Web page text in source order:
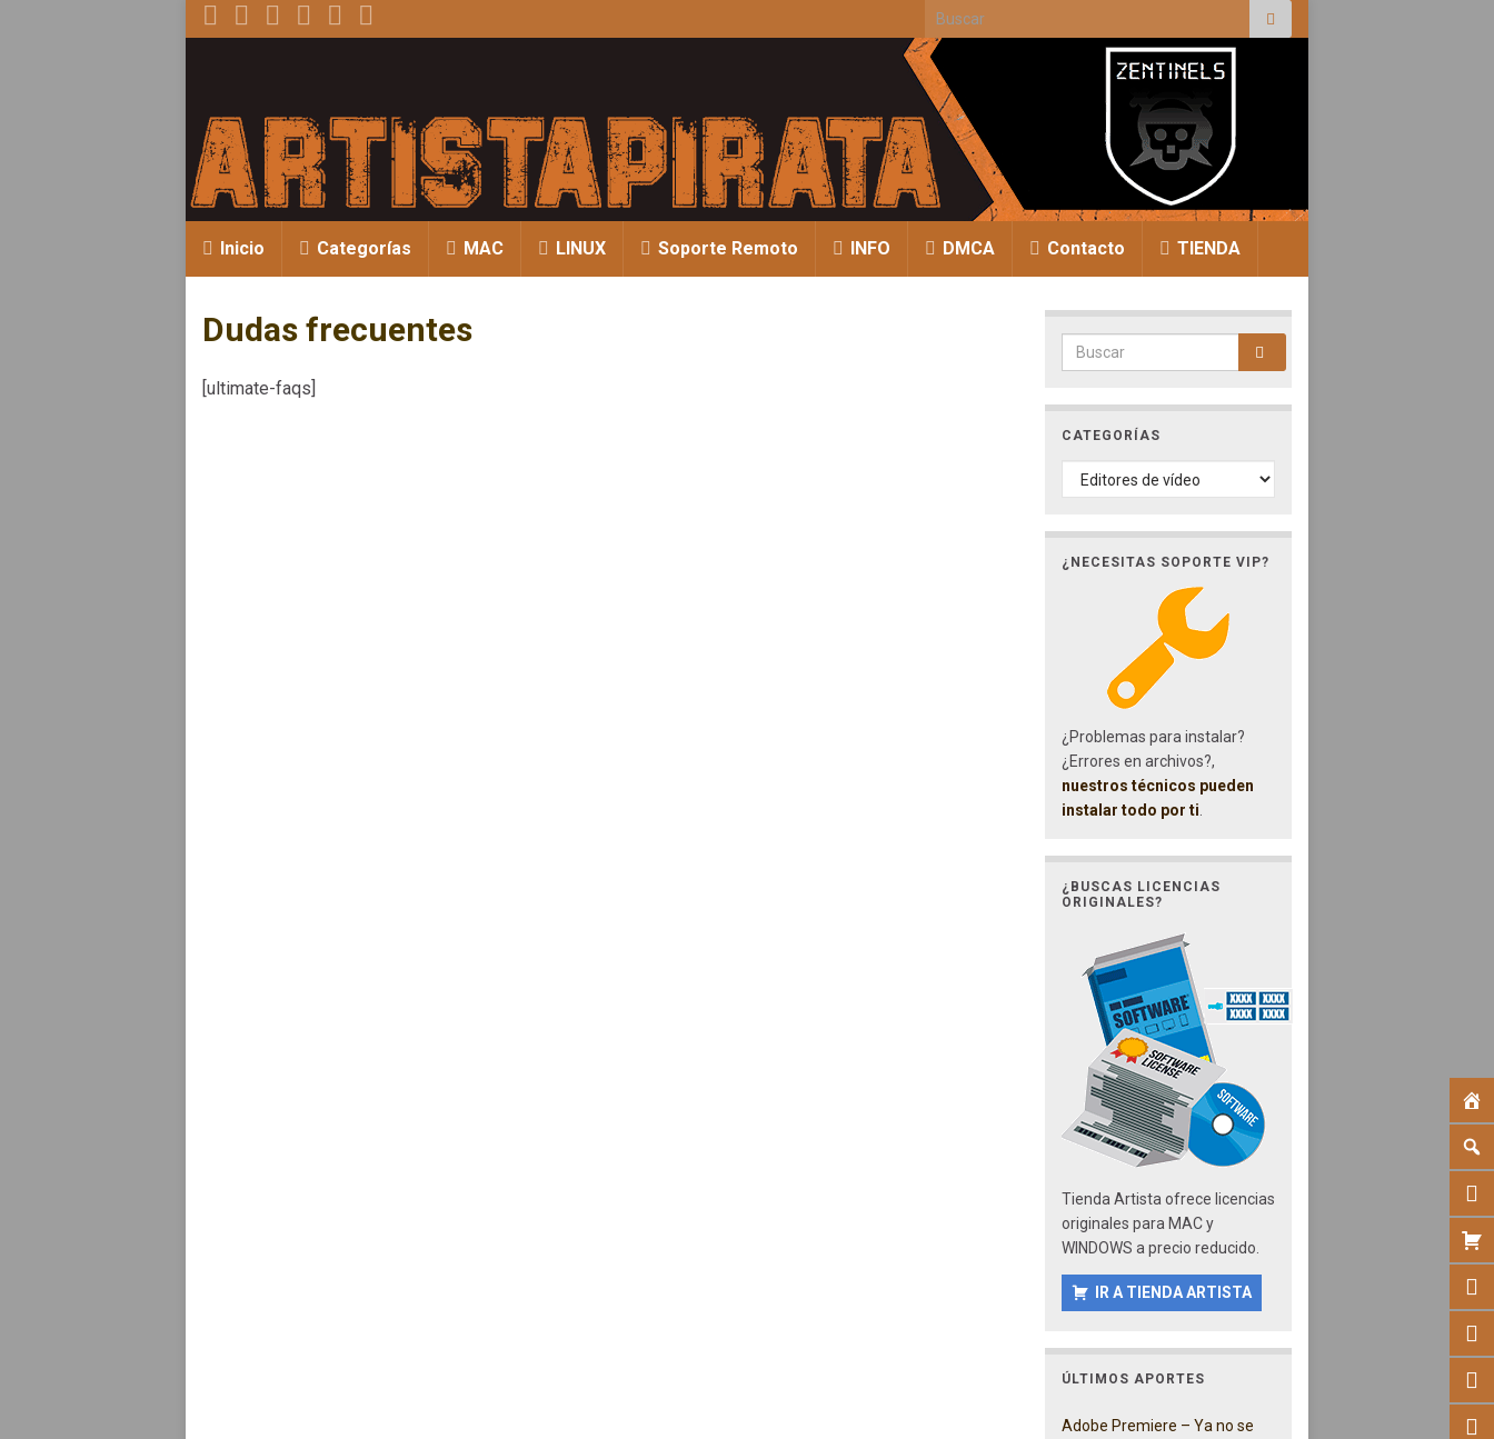
Search for:
Inicio Categorías MAC LINUX Soporte Remoto INFO DMCA Contacto TIENDA
Dudas frecuentes
[ultimate-faqs]
Search for:
CATEGORÍAS
CATEGORÍAS
¿NECESITAS SOPORTE VIP?
¿Problemas para instalar?
¿Errores en archivos?,
nuestros técnicos pueden
instalar todo por ti
¿BUSCAS LICENCIAS
ORIGINALES?
Tienda Artista ofrece licencias
originales para MAC y
WINDOWS a precio reducido.
IR A TIENDA ARTISTA
ÚLTIMOS APORTES
Adobe Premiere – Ya no se